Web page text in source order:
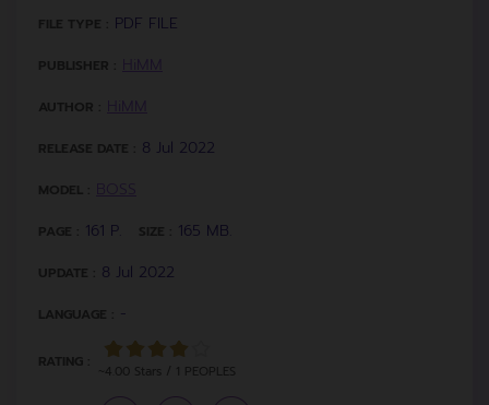
FILE TYPE : PDF FILE
PUBLISHER :
AUTHOR :
RELEASE DATE : 8 Jul 2022
MODEL :
PAGE : 161 P. SIZE : 165 MB.
UPDATE : 8 Jul 2022
LANGUAGE : -
RATING :
~4.00 Stars / 1 PEOPLES